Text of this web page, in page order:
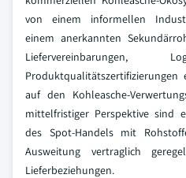
von einem informellen
einem anerkannten
Liefervereinbarungen,
Produktqualitätszertifizierungen
auf den Kohleasche-
mittelfristiger Perspektive sind
des Spot-Handels mit
Ausweitung vertraglich
Lieferbeziehungen.